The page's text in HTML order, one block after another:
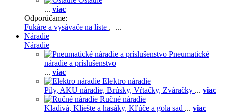
... viac
Odporúčame:
Fukáre a vysávače na líste , ...
Náradie
Náradie
Pneumatické
náradie a príslušenstvo
... viac
Elektro náradie
Píly, AKU náradie, Brúsky, Vŕtačky, Zváračky ... viac
Ručné náradie
Kladivá, Kliešte a hasáky, Kľúče a gola sad ... viac